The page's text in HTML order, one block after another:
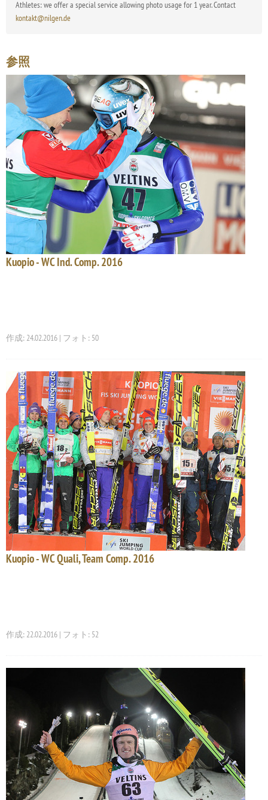
Athletes: we offer a special service allowing photo usage for 1 year. Contact
kontakt@nilgen.de
参照
Kuopio - WC Ind. Comp. 2016
作成: 24.02.2016 | フォト: 50
Kuopio - WC Quali, Team Comp. 2016
作成: 22.02.2016 | フォト: 52